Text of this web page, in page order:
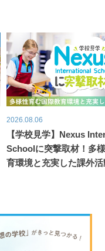
2026.08.06
【学校見学】Nexus
Schoolに突撃取材！多
育環境と充実した課外